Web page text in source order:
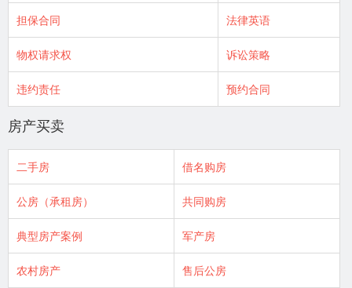
担保合同 法律英语
物权请求权 诉讼策略
违约责任 预约合同
房产买卖
二手房 借名购房
公房（承租房） 共同购房
典型房产案例 军产房
农村房产 售后公房